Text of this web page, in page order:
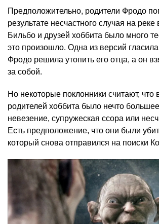
Предположительно, родители Фродо
результате несчастного случая на
Бильбо и друзей хоббита было много
это произошло. Одна из версий
Фродо решила утопить его отца, а он
за собой.
Но некоторые поклонники считают, что
родителей хоббита было нечто
невезение, супружеская ссора или
Есть предположение, что они были
который снова отправился на поиски